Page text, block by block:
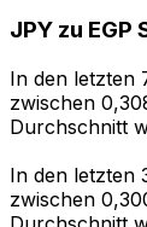
JPY zu EGP
In den letzten
zwischen
Durchschnitt
In den letzten
zwischen